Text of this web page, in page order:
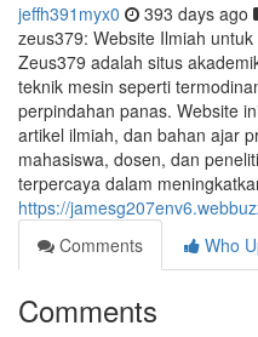
jeffh391myx0 393 days ago
zeus379: Website Ilmiah
Zeus379 adalah situs
teknik mesin seperti
perpindahan panas. Website
artikel ilmiah, dan bahan ajar
mahasiswa, dosen, dan
terpercaya dalam
https://
Comments
Who
Comments